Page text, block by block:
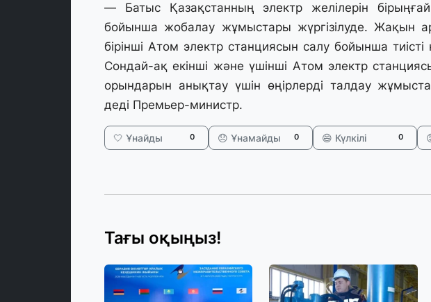
— Батыс Қазақстанның электр желілерін
бойынша жобалау жұмыстары жүргізілуде. Жақын
бірінші Атом электр станциясын салу бойынша тиісті
Сондай-ақ екінші және үшінші Атом электр
орындарын анықтау үшін өңірлерді талдау
деді Премьер-министр.
🤍 Ұнайды 0 😞 Ұнамайды 0 😄 Күлкілі 0
Тағы оқыңыз!